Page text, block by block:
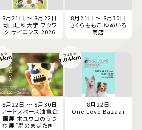
8月21日 ～ 8月22日
岡山理科大学 ワクワ
ク サイエンス 2026
8月21日 ～ 8月30日
さくらももこ ゆめいろ
商店
8月22日 ～ 8月30日
アートスペース油亀企
画展 木ユウコのうつ
わ展「庭のまばたき」
ら
8月22日
One Love Bazaar
ココから
1.04km